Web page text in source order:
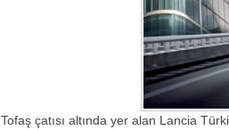
Tofaş çatısı altında yer alan Lancia